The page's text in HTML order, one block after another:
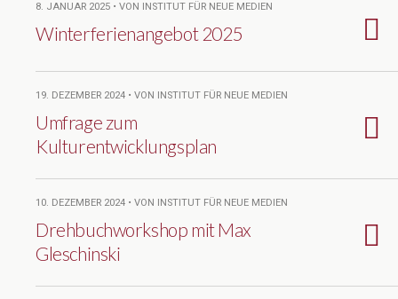
8. JANUAR 2025 • VON INSTITUT FÜR NEUE MEDIEN
Winterferienangebot 2025
19. DEZEMBER 2024 • VON INSTITUT FÜR NEUE MEDIEN
Umfrage zum
Kulturentwicklungsplan
10. DEZEMBER 2024 • VON INSTITUT FÜR NEUE MEDIEN
Drehbuchworkshop mit Max
Gleschinski